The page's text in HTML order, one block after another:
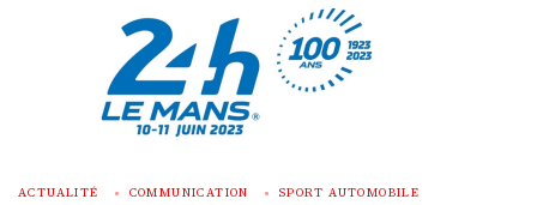
ACTUALITÉ COMMUNICATION SPORT AUTOMOBILE